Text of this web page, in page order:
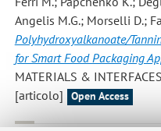
Angelis M.G.; Morselli D.;
Polyhydroxyalkanoate/
for Smart Food Packaging
MATERIALS &
[articolo]
Open Access